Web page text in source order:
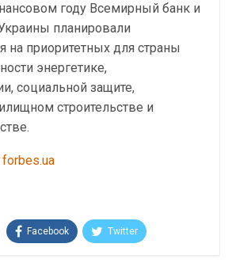
году Всемирный банк и
планировали
на приоритетных для страны
энергетике,
социальной защите,
строительстве и
forbes.ua
Facebook Twitter